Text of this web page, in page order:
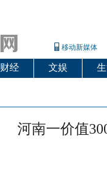
移动新媒体
财经 文娱
河南一价值